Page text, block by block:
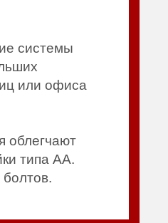
системы
или офиса
облегчают
типа AA.